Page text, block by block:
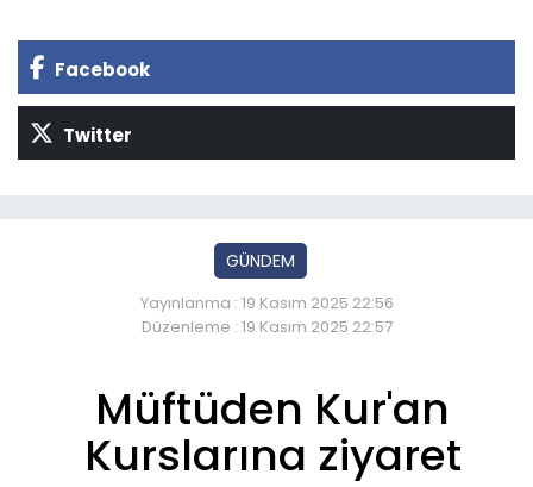
Facebook
Twitter
GÜNDEM
Yayınlanma : 19 Kasım 2025 22:56
Düzenleme : 19 Kasım 2025 22:57
Müftüden Kur'an
Kurslarına ziyaret